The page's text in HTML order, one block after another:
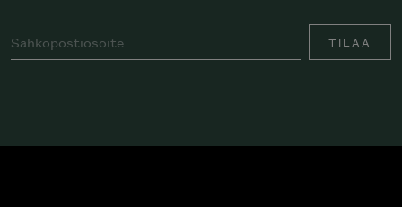
TILAA